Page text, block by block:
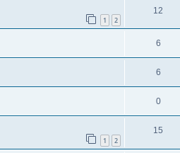
1 2
12
6
6
0
1 2
15